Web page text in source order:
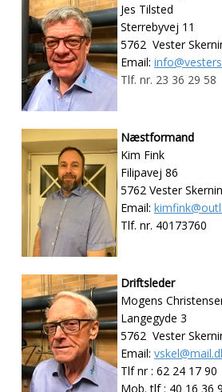
Jes Tilsted
Sterrebyvej 11
5762 Vester
Email:
Tlf. nr. 23 36 29 58
Næstformand
Kim Fink
Filipavej 86
5762 Vester
Email:
Tlf. nr. 40173760
Driftsleder
Mogens
Langegyde 3
5762 Vester
Email:
Tlf nr : 62 24 17 90
Mob. tlf : 40 16 36